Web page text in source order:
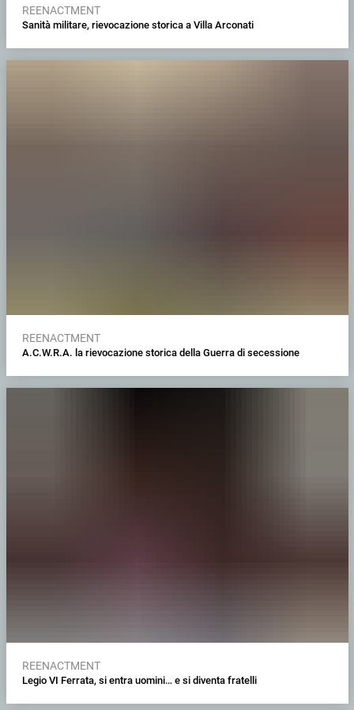
REENACTMENT
Sanità militare, rievocazione storica a Villa Arconati
REENACTMENT
A.C.W.R.A. la rievocazione storica della Guerra di secessione
REENACTMENT
Legio VI Ferrata, si entra uomini… e si diventa fratelli